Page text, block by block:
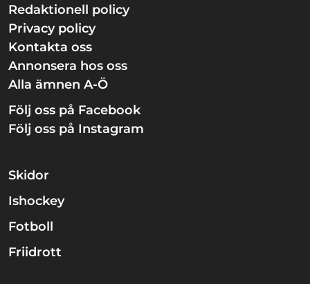
Redaktionell policy
Privacy policy
Kontakta oss
Annonsera hos oss
Alla ämnen A-Ö
Följ oss på Facebook
Följ oss på Instagram
Skidor
Ishockey
Fotboll
Friidrott